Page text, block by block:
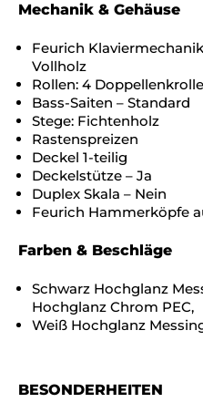
Mechanik & Gehäuse
Feurich
Vollholz
Rollen: 4
Bass-Saiten – Standard
Stege: Fichtenholz
Rastenspreizen
Deckel 1-teilig
Deckelstütze – Ja
Duplex Skala – Nein
Feurich Hammerköpfe
Farben & Beschläge
Schwarz Hochglanz
Hochglanz Chrom PEC,
Weiß Hochglanz
BESONDERHEITEN